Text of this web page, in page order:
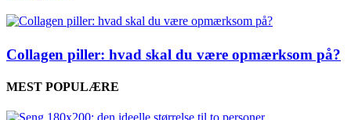
Collagen piller: hvad skal du være opmærksom på?
MEST POPULÆRE